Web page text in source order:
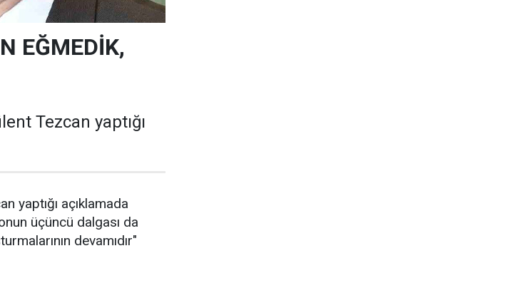
EĞMEDİK,
Tezcan yaptığı
yaptığı açıklamada
üçüncü dalgası da
devamıdır"